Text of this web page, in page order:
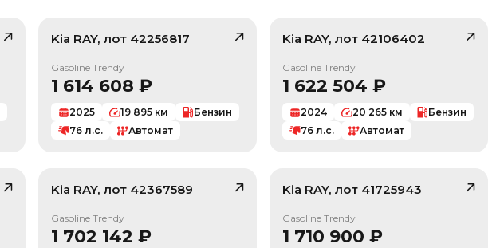
Kia RAY, лот 42256817
Gasoline Trendy
1 614 608 ₽
2025 19 895км
Бензин
76л.с. Автомат
Kia RAY, лот 42106402
Gasoline Trendy
1 622 504 ₽
2024 20 265км
Бензин
76л.с. Автомат
Kia RAY, лот 42367589
Gasoline Trendy
1 702 142 ₽
Kia RAY, лот 41725943
Gasoline Trendy
1 710 900 ₽